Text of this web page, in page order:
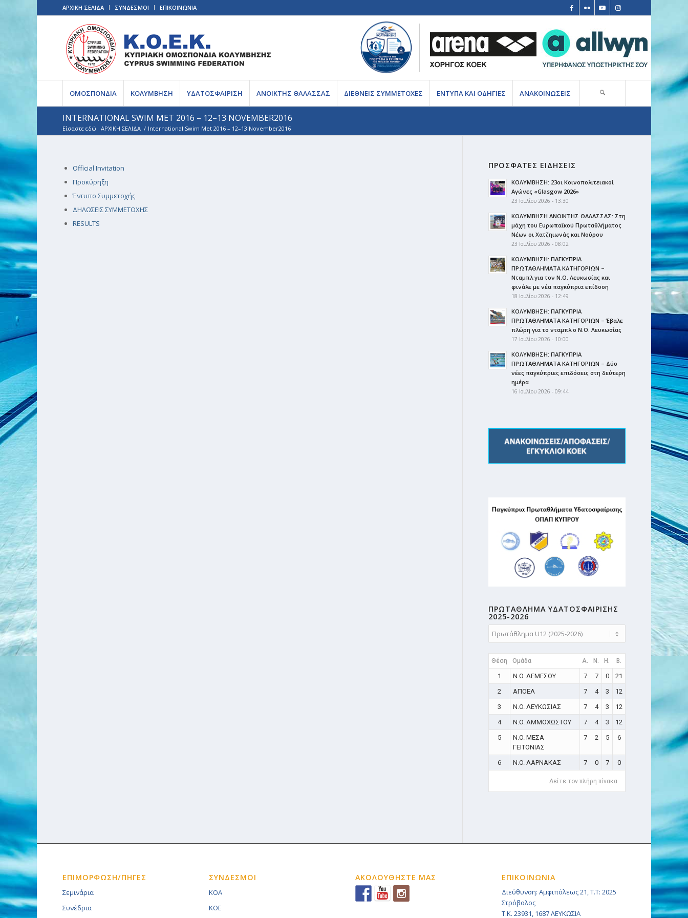
ΑΡΧΙΚΗ ΣΕΛΙΔΑ ΣΥΝΔΕΣΜΟΙ ΕΠΙΚΟΙΝΩΝΙΑ
ΟΜΟΣΠΟΝΔΙΑ ΚΟΛΥΜΒΗΣΗ ΥΔΑΤΟΣΦΑΙΡΙΣΗ ΑΝΟΙΚΤΗΣ ΘΑΛΑΣΣΑΣ ΔΙΕΘΝΕΙΣ ΣΥΜΜΕΤΟΧΕΣ ΕΝΤΥΠΑ ΚΑΙ ΟΔΗΓΙΕΣ ΑΝΑΚΟΙΝΩΣΕΙΣ
INTERNATIONAL SWIM MET 2016 – 12–13 ΝOVEMBER2016
Είσαστε εδώ: ΑΡΧΙΚΗ ΣΕΛΙΔΑ / International Swim Met 2016 – 12–13 Νovember2016
Official Invitation
Προκύρηξη
Έντυπο Συμμετοχής
ΔΗΛΩΣΕΙΣ ΣΥΜΜΕΤΟΧΗΣ
RESULTS
ΠΡΟΣΦΑΤΕΣ ΕΙΔΗΣΕΙΣ
ΚΟΛΥΜΒΗΣΗ: 23οι Κοινοπολιτειακοί
Αγώνες «Glasgow 2026»
23 Ιουλίου 2026 - 13:30
ΚΟΛΥΜΒΗΣΗ ΑΝΟΙΚΤΗΣ ΘΑΛΑΣΣΑΣ: Στη
μάχη του Ευρωπαϊκού Πρωταθλήματος
Νέων οι Χατζηιωνάς και Νούρου
23 Ιουλίου 2026 - 08:02
ΚΟΛΥΜΒΗΣΗ: ΠΑΓΚΥΠΡΙΑ
ΠΡΩΤΑΘΛΗΜΑΤΑ ΚΑΤΗΓΟΡΙΩΝ –
Νταμπλ για τον Ν.Ο. Λευκωσίας και
φινάλε με νέα παγκύπρια επίδοση
18 Ιουλίου 2026 - 12:49
ΚΟΛΥΜΒΗΣΗ: ΠΑΓΚΥΠΡΙΑ
ΠΡΩΤΑΘΛΗΜΑΤΑ ΚΑΤΗΓΟΡΙΩΝ – Έβαλε
πλώρη για το νταμπλ ο Ν.Ο. Λευκωσίας
17 Ιουλίου 2026 - 10:00
ΚΟΛΥΜΒΗΣΗ: ΠΑΓΚΥΠΡΙΑ
ΠΡΩΤΑΘΛΗΜΑΤΑ ΚΑΤΗΓΟΡΙΩΝ – Δύο
νέες παγκύπριες επιδόσεις στη δεύτερη
ημέρα
16 Ιουλίου 2026 - 09:44
ΠΡΩΤΑΘΛΗMA ΥΔΑΤΟΣΦΑΙΡΙΣΗΣ
2025-2026
Θέση Ομάδα A. N. H. B.
1 N.O. ΛΕΜΕΣΟΥ 7 7 0
21
2
ΑΠΟΕΛ 7 4 3
12
3
N.O. ΛΕΥΚΩΣΙΑΣ 7 4 3
12
4
N.O. ΑΜΜΟΧΩΣΤΟΥ 7 4 3
12
5
N.O. ΜΕΣΑ
ΓΕΙΤΟΝΙΑΣ
7 2 5 6
6 N.O. ΛΑΡΝΑΚΑΣ 7 0 7 0
Δείτε τον πλήρη πίνακα
ΕΠΙΜΟΡΦΩΣΗ/ΠΗΓΕΣ
Σεμινάρια
Συνέδρια
ΣΥΝΔΕΣΜΟΙ
KOA
KOE
ΑΚΟΛΟΥΘΗΣΤΕ ΜΑΣ ΕΠΙΚΟΙΝΩΝΙΑ
Διεύθυνση: Αμφιπόλεως 21, Τ.Τ: 2025
Στρόβολος
Τ.Κ. 23931, 1687 ΛΕΥΚΩΣΙΑ